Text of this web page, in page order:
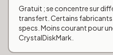
Gratuit ; se concentre sur
transfert. Certains fabricants
specs. Moins courant pour
CrystalDiskMark.